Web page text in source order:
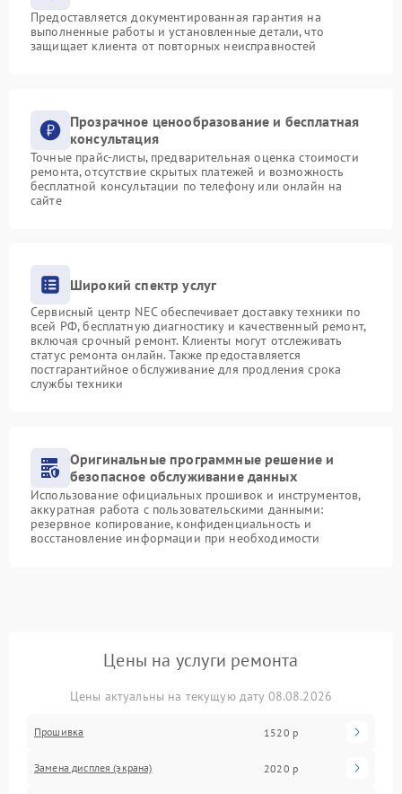
Предоставляется документированная гарантия на
выполненные работы и установленные детали, что
защищает клиента от повторных неисправностей
Прозрачное ценообразование и бесплатная
консультация
Точные прайс-листы, предварительная оценка стоимости
ремонта, отсутствие скрытых платежей и возможность
бесплатной консультации по телефону или онлайн на
сайте
Широкий спектр услуг
Сервисный центр NEC обеспечивает доставку техники по
всей РФ, бесплатную диагностику и качественный ремонт,
включая срочный ремонт. Клиенты могут отслеживать
статус ремонта онлайн. Также предоставляется
постгарантийное обслуживание для продления срока
службы техники
Оригинальные программные решение и
безопасное обслуживание данных
Использование официальных прошивок и инструментов,
аккуратная работа с пользовательскими данными:
резервное копирование, конфиденциальность и
восстановление информации при необходимости
Цены на услуги ремонта
Цены актуальны на текущую дату 08.08.2026
Прошивка 1520 р
Замена дисплея (экрана) 2020 р